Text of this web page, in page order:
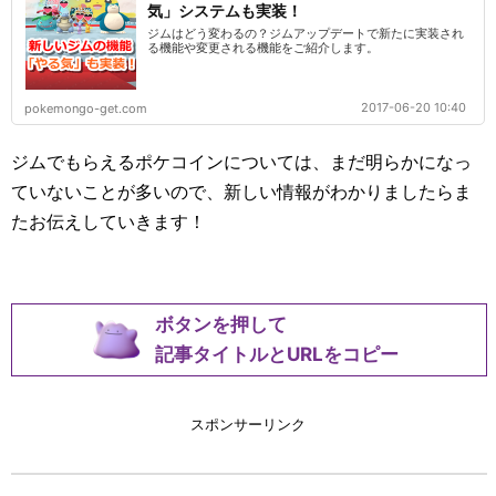
気」システムも実装！
ジムはどう変わるの？ジムアップデートで新たに実装され
る機能や変更される機能をご紹介します。
pokemongo-get.com 2017-06-20 10:40
ジムでもらえるポケコインについては、まだ明らかになっ
ていないことが多いので、新しい情報がわかりましたらま
たお伝えしていきます！
ボタンを押して
記事タイトルとURLをコピー
スポンサーリンク